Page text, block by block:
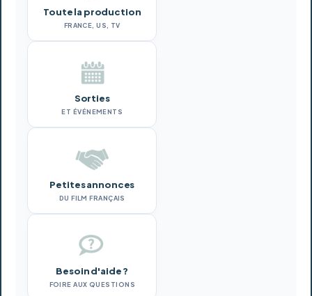
Toute la production
FRANCE, US, TV
Sorties
ET ÉVÉNEMENTS
Petites annonces
DU FILM FRANÇAIS
Besoin d'aide ?
FOIRE AUX QUESTIONS